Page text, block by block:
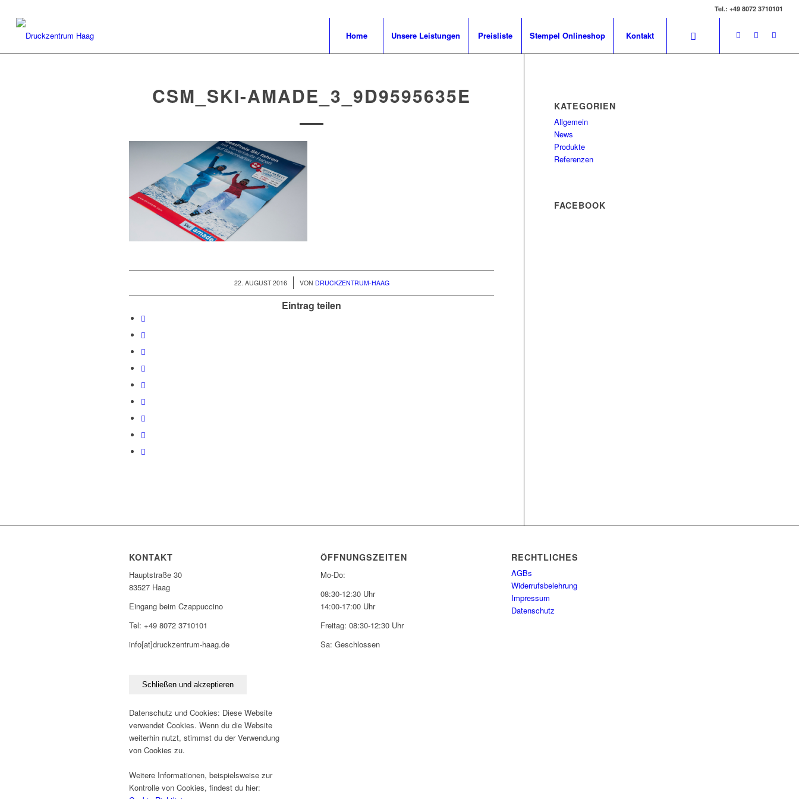
Tel.: +49 8072 3710101
Home Unsere Leistungen Preisliste Stempel Onlineshop Kontakt
CSM_SKI-AMADE_3_9D9595635E
22. AUGUST 2016
/ VON DRUCKZENTRUM-HAAG
Eintrag teilen
KATEGORIEN
Allgemein
News
Produkte
Referenzen
FACEBOOK
KONTAKT
Hauptstraße 30
83527 Haag
Eingang beim Czappuccino
Tel: +49 8072 3710101
info[at]druckzentrum-haag.de
Datenschutz und Cookies: Diese Website
verwendet Cookies. Wenn du die Website
weiterhin nutzt, stimmst du der Verwendung
von Cookies zu.
Weitere Informationen, beispielsweise zur
Kontrolle von Cookies, findest du hier:
ÖFFNUNGSZEITEN
Mo-Do:
08:30-12:30 Uhr
14:00-17:00 Uhr
Freitag: 08:30-12:30 Uhr
Sa: Geschlossen
RECHTLICHES
AGBs
Widerrufsbelehrung
Impressum
Datenschutz